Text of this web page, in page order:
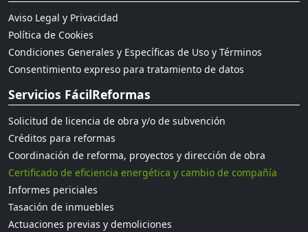
Aviso Legal y Privacidad
Política de Cookies
Condiciones Generales y Específicas de Uso y Términos
Consentimiento expreso para tratamiento de datos
Servicios FácilReformas
Solicitud de licencia de obra y/o de subvención
Créditos para reformas
Coordinación de reforma, proyectos y dirección de obra
Certificado de eficiencia energética y cambio de compañía
Informes periciales
Tasación de inmuebles
Actuaciones previas y demoliciones